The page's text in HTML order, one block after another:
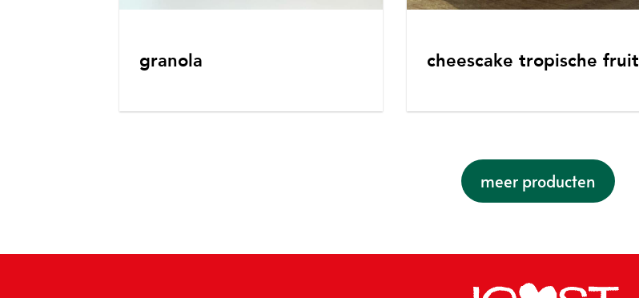
granola cheescake tropische fruit
meer producten